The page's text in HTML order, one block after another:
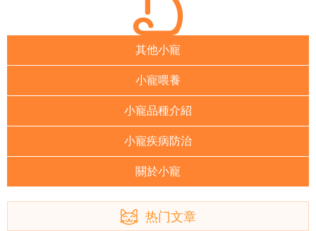
其他小寵
小寵喂養
小寵品種介紹
小寵疾病防治
關於小寵
热门文章